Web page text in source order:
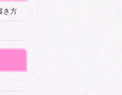
き方